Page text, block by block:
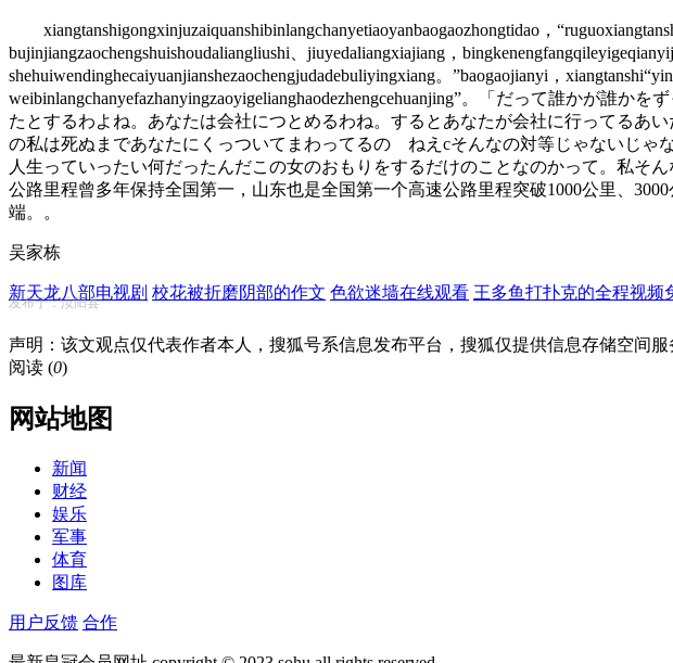
xiangtanshigongxinjuzaiquanshibinlangchanyetiaoyanbaogaozhongtidao，
bujinjiangzaochengshuishoudaliangliushi、jiuyedaliangxiajiang，
shehuiwendinghecaiyuanjianshezaochengjudadebuliyingxiang。”baogaojianyi，
weibinlangchanyefazhanyingzaoyigelianghaodezhengcehuanjing”。「だって誰かが誰
たとするわよね。あなたは会社につとめるわね。するとあなたが会社に行ってるあ
の私は死ぬまであなたにくっついてまわってるの ねえcそんなの対等じゃないじ
人生っていったい何だったんだこの女のおもりをするだけのことなのかって。私
公路里程曾多年保持全国第一，山东也是全国第一个高速公路里程突破1000公里、
端。。
吴家栋
新天龙八部电视剧 校花被折磨阴部的作文 色欲迷墙在线观看 王多鱼打扑克的全程视频
发布于：汝阳县
声明：该文观点仅代表作者本人，搜狐号系信息发布平台，搜狐仅提供信息存储空间服
阅读 (0)
网站地图
新闻
财经
娱乐
军事
体育
图库
用户反馈 合作